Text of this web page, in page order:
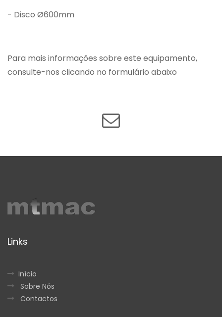
- Disco Ø600mm
Para mais informações sobre este equipamento,
consulte-nos clicando no formulário abaixo
Links
Início
Sobre Nós
Contactos